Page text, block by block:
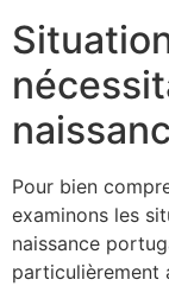
Pour bien
examinons les
naissance
particulièrement